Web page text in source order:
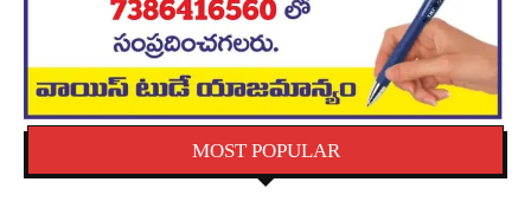
MOST POPULAR